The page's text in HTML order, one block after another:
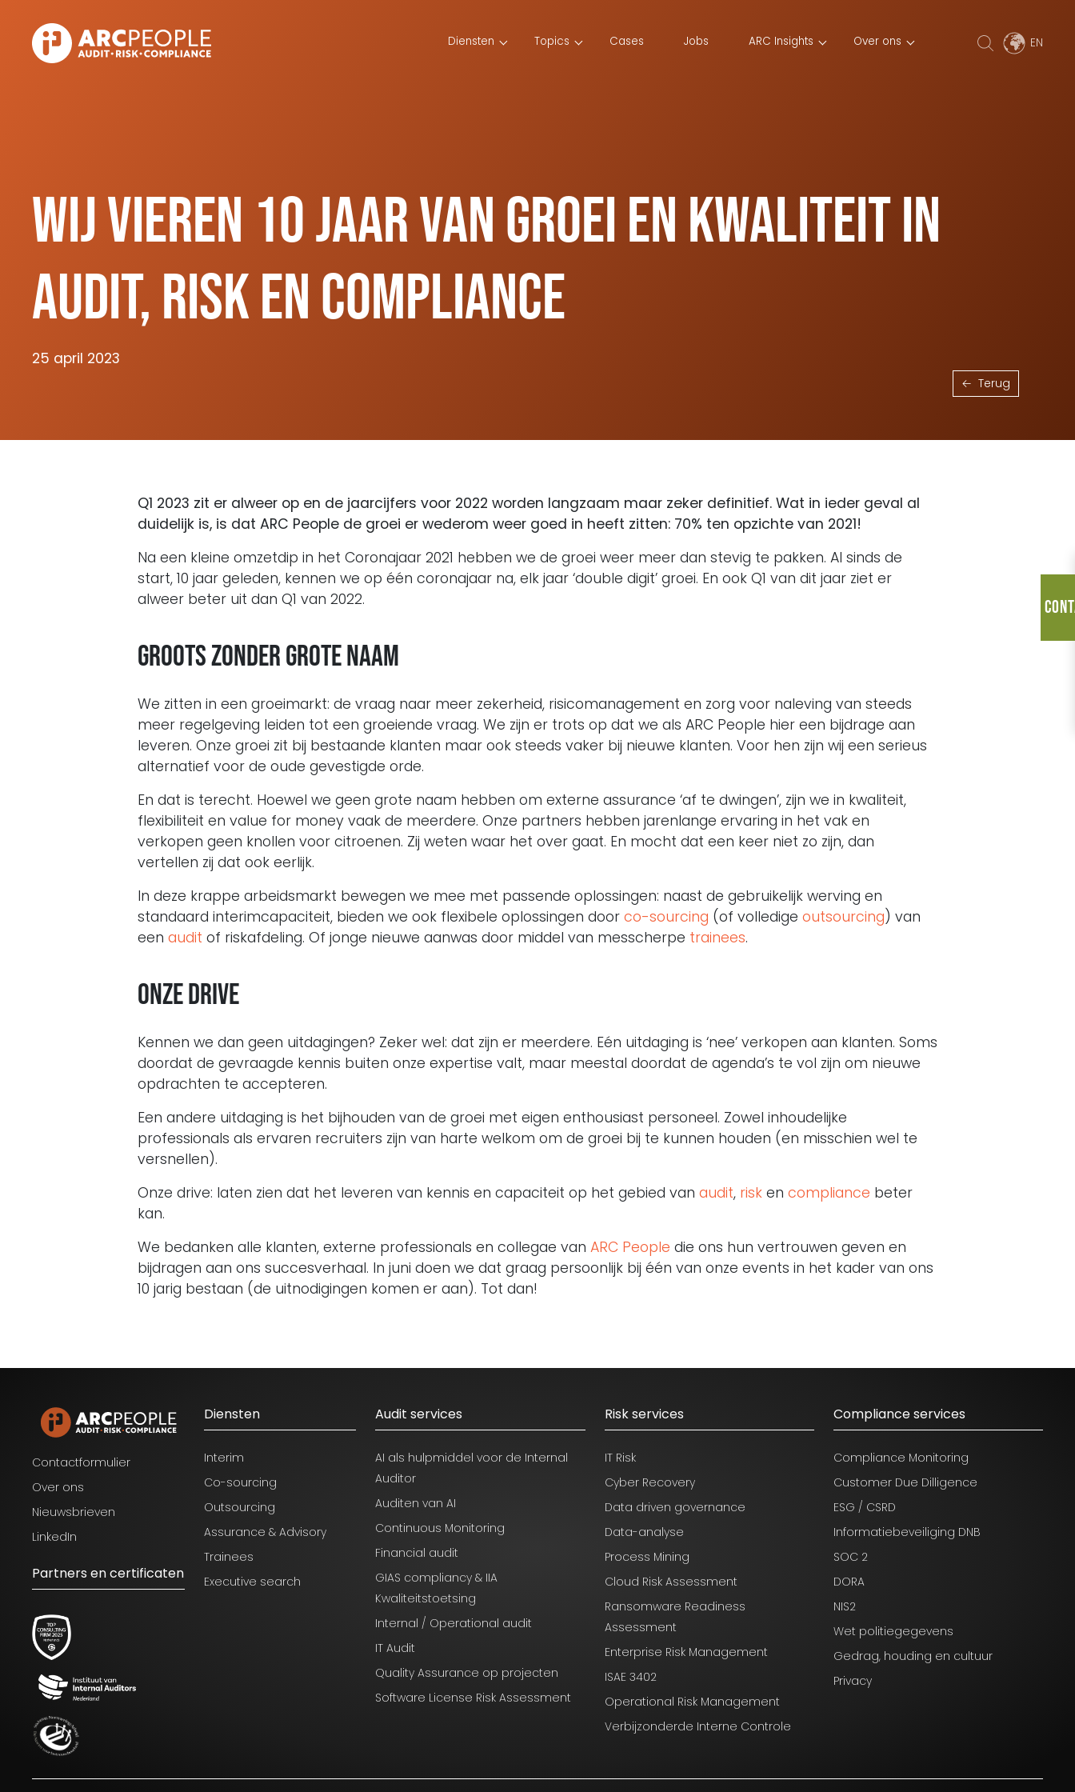
Diensten Topics Cases Jobs ARC Insights Over ons
Wij vieren 10 jaar van groei en kwaliteit in
Audit, Risk en Compliance
25 april 2023
Terug
Q1 2023 zit er alweer op en de jaarcijfers voor 2022 worden langzaam maar zeker definitief. Wat in ieder geval al
duidelijk is, is dat ARC People de groei er wederom weer goed in heeft zitten: 70% ten opzichte van 2021!
Na een kleine omzetdip in het Coronajaar 2021 hebben we de groei weer meer dan stevig te pakken. Al sinds de
start, 10 jaar geleden, kennen we op één coronajaar na, elk jaar ‘double digit’ groei. En ook Q1 van dit jaar ziet er
alweer beter uit dan Q1 van 2022.
Groots zonder grote naam
We zitten in een groeimarkt: de vraag naar meer zekerheid, risicomanagement en zorg voor naleving van steeds
meer regelgeving leiden tot een groeiende vraag. We zijn er trots op dat we als ARC People hier een bijdrage aan
leveren. Onze groei zit bij bestaande klanten maar ook steeds vaker bij nieuwe klanten. Voor hen zijn wij een serieus
alternatief voor de oude gevestigde orde.
En dat is terecht. Hoewel we geen grote naam hebben om externe assurance ‘af te dwingen’, zijn we in kwaliteit,
flexibiliteit en value for money vaak de meerdere. Onze partners hebben jarenlange ervaring in het vak en
verkopen geen knollen voor citroenen. Zij weten waar het over gaat. En mocht dat een keer niet zo zijn, dan
vertellen zij dat ook eerlijk.
In deze krappe arbeidsmarkt bewegen we mee met passende oplossingen: naast de gebruikelijk werving en
standaard interimcapaciteit, bieden we ook flexibele oplossingen door co-sourcing (of volledige outsourcing) van
een audit of riskafdeling. Of jonge nieuwe aanwas door middel van messcherpe trainees.
Onze drive
Kennen we dan geen uitdagingen? Zeker wel: dat zijn er meerdere. Eén uitdaging is ‘nee’ verkopen aan klanten. Soms
doordat de gevraagde kennis buiten onze expertise valt, maar meestal doordat de agenda’s te vol zijn om nieuwe
opdrachten te accepteren.
Een andere uitdaging is het bijhouden van de groei met eigen enthousiast personeel. Zowel inhoudelijke
professionals als ervaren recruiters zijn van harte welkom om de groei bij te kunnen houden (en misschien wel te
versnellen).
Onze drive: laten zien dat het leveren van kennis en capaciteit op het gebied van audit, risk en compliance beter
kan.
We bedanken alle klanten, externe professionals en collegae van ARC People die ons hun vertrouwen geven en
bijdragen aan ons succesverhaal. In juni doen we dat graag persoonlijk bij één van onze events in het kader van ons
10 jarig bestaan (de uitnodigingen komen er aan). Tot dan!
Contactformulier
Over ons
Nieuwsbrieven
LinkedIn
Partners en certificaten
Diensten
Interim
Co-sourcing
Outsourcing
Assurance & Advisory
Trainees
Executive search
Audit services
AI als hulpmiddel voor de Internal
Auditor
Auditen van AI
Continuous Monitoring
Financial audit
GIAS compliancy & IIA
Kwaliteitstoetsing
Internal / Operational audit
IT Audit
Quality Assurance op projecten
Software License Risk Assessment
Risk services
IT Risk
Cyber Recovery
Data driven governance
Data-analyse
Process Mining
Cloud Risk Assessment
Ransomware Readiness
Assessment
Enterprise Risk Management
ISAE 3402
Operational Risk Management
Verbijzonderde Interne Controle
Compliance services
Compliance Monitoring
Customer Due Dilligence
ESG / CSRD
Informatiebeveiliging DNB
SOC 2
DORA
NIS2
Wet politiegegevens
Gedrag, houding en cultuur
Privacy
Blijf op de hoogte van het laatste
nieuws op het gebied van Audit,